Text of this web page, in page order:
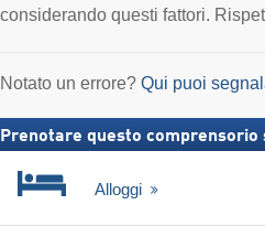
considerando questi fattori.
Notato un errore? Qui puoi
Prenotare questo comprensorio
Alloggi